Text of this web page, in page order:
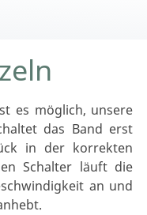
es möglich, unsere
das Band erst
in der korrekten
Schalter läuft die
an und